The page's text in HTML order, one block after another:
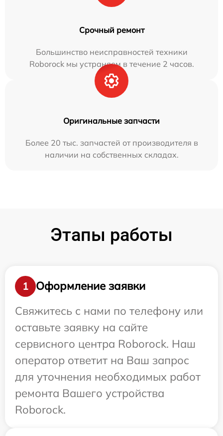
Срочный ремонт
Большинство неисправностей техники
Roborock мы устраняем в течение 2 часов.
Оригинальные запчасти
Более 20 тыс. запчастей от производителя в
наличии на собственных складах.
Этапы работы
1
Оформление заявки
Свяжитесь с нами по телефону или
оставьте заявку на сайте
сервисного центра Roborock. Наш
оператор ответит на Ваш запрос
для уточнения необходимых работ
ремонта Вашего устройства
Roborock.